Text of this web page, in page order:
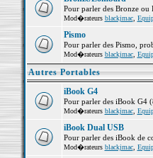
Pour parler des Bronze ou
Mod�rateurs blackjmac,
Pismo
Pour parler des Pismo,
Mod�rateurs blackjmac,
Autres Portables
iBook G4
Pour parler des iBook G4
Mod�rateurs blackjmac,
iBook Dual USB
Pour parler des iBook de
Mod�rateurs blackjmac,